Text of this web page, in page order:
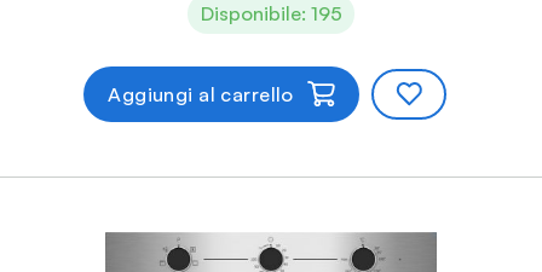
Disponibile: 195
Aggiungi al carrello